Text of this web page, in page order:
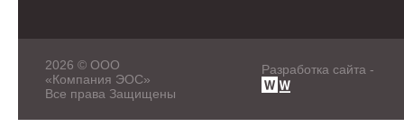
2026 © ООО
«Компания ЭОС»
Все права Защищены
Разработка сайта -